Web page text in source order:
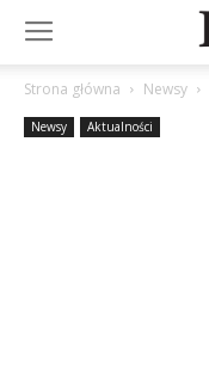
Strona główna Newsy
Newsy Aktualności